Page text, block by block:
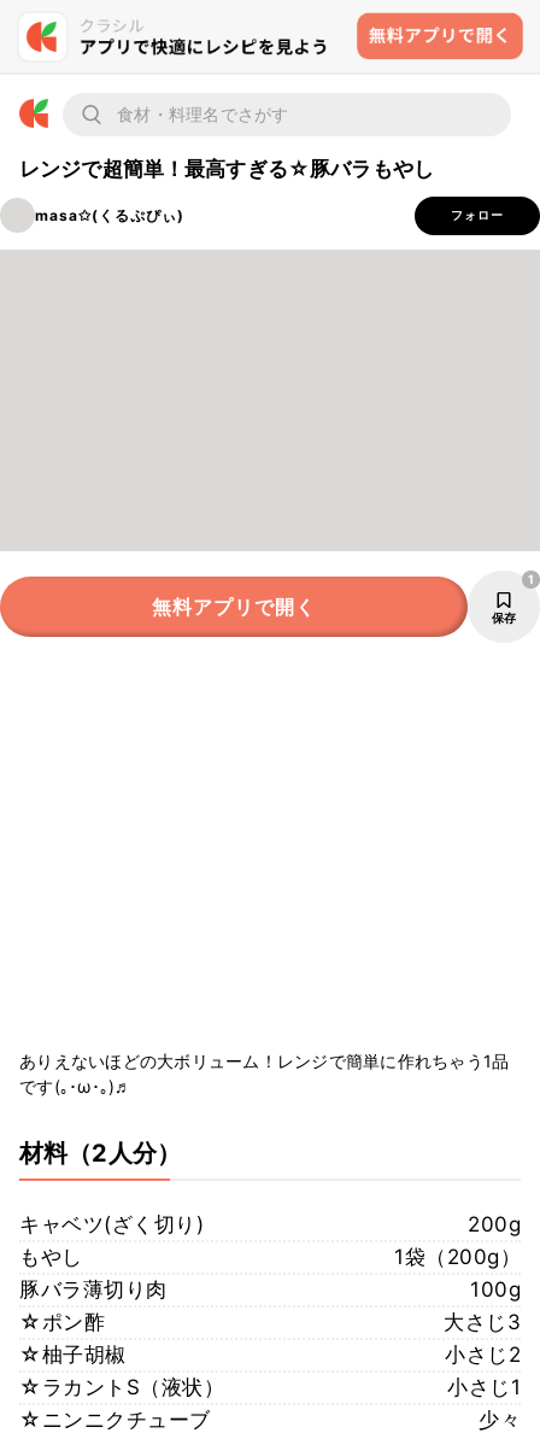
レンジで超簡単！最高すぎる☆豚バラもやし
masa✩(くるぷぴぃ) フォロー
無料アプリで開く 保存
1
ありえないほどの大ボリューム！レンジで簡単に作れちゃう1品
です(｡･ω･｡)♬
材料（2人分）
キャベツ(ざく切り)
200g
もやし
1袋（200g）
豚バラ薄切り肉
100g
☆ポン酢
大さじ3
☆柚子胡椒
小さじ2
☆ラカントS（液状）
小さじ1
☆ニンニクチューブ
少々